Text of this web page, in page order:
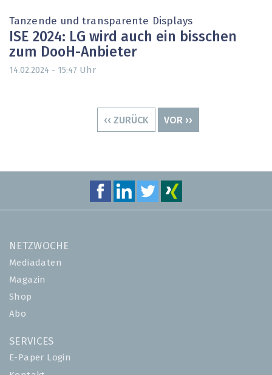
Tanzende und transparente Displays
ISE 2024: LG wird auch ein bisschen
zum DooH-Anbieter
14.02.2024 - 15:47 Uhr
VORHERIGE
‹‹ ZURÜCK
NÄCHSTE
VOR ››
NETZWOCHE
Mediadaten
Magazin
Shop
Abo
SERVICES
E-Paper Login